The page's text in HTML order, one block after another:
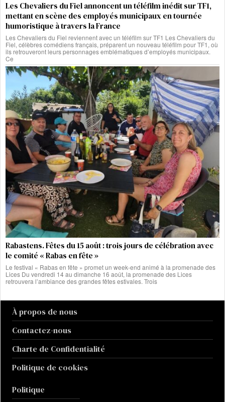
Les Chevaliers du Fiel annoncent un téléfilm inédit sur TF1,
mettant en scène des employés municipaux en tournée
humoristique à travers la France
Les Chevaliers du Fiel reviennent avec un téléfilm sur TF1 Les Chevaliers du
Fiel, célèbres comédiens français, préparent un nouveau téléfilm pour TF1, où
ils retrouveront leurs personnages emblématiques d’employés municipaux.
Ce
Rabastens. Fêtes du 15 août : trois jours de célébration avec
le comité « Rabas en fête »
Le festival « Rabas en fête » promet un week-end animé à la promenade des
Lices Du vendredi 14 au dimanche 16 août, la promenade des Lices
retrouvera l’ambiance des grandes fêtes estivales. Trois
À propos de nous
Contactez-nous
Charte de Confidentialité
Politique de cookies
Politique